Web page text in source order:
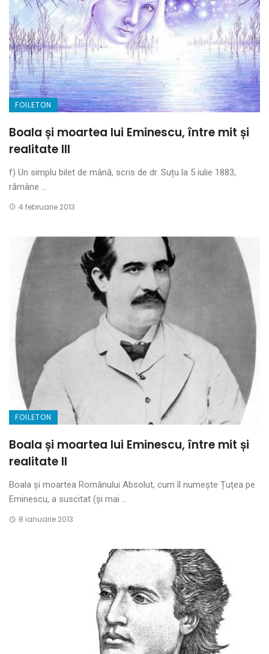
FOILETON
Boala și moartea lui Eminescu, între mit și
realitate III
f) Un simplu bilet de mână, scris de dr. Suțu la 5 iulie 1883,
rămâne ...
4 februarie 2013
FOILETON
Boala și moartea lui Eminescu, între mit și
realitate II
Boala și moartea Românului Absolut, cum îl numește Țuțea pe
Eminescu, a suscitat (și mai ...
8 ianuarie 2013